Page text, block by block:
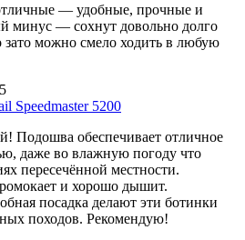
— удобные, прочные и
минус — сохнут довольно долго
зато можно смело ходить в любую
Speedmaster 5200
Подошва обеспечивает отличное
даже во влажную погоду что
пересечённой местности.
и хорошо дышит.
посадка делают эти ботинки
походов. Рекомендую!